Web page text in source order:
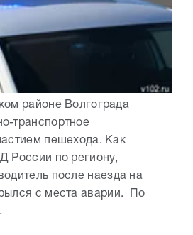
районе Волгограда
транспортное
пешехода. Как
России по региону,
после наезда на
с места аварии. По